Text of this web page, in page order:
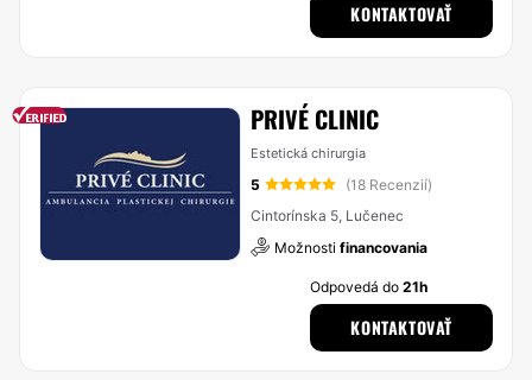
KONTAKTOVAŤ
PRIVÉ CLINIC
Estetická chirurgia
5
(18 Recenzií)
Cintorínska 5, Lučenec
Možnosti financovania
Odpovedá do21h
KONTAKTOVAŤ